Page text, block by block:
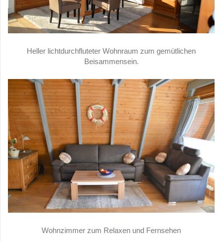
Heller lichtdurchfluteter Wohnraum zum gemütlichen
Beisammensein.
Wohnzimmer zum Relaxen und Fernsehen